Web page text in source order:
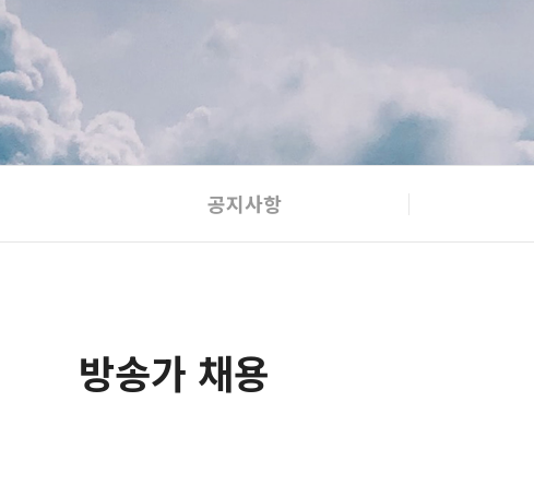
공지사항
방송가 채용